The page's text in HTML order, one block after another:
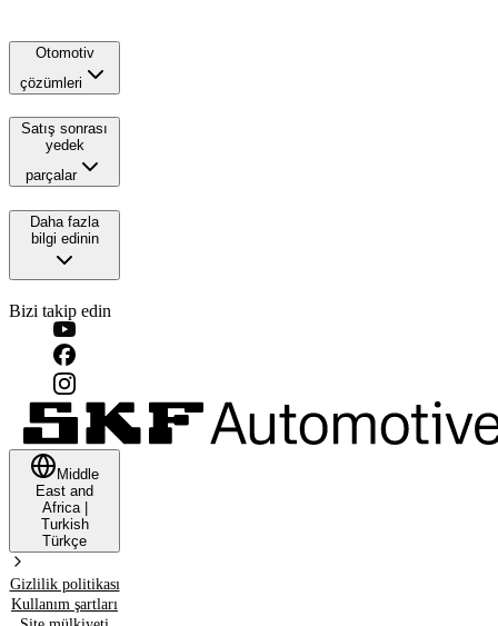
Otomotiv
çözümleri
Satış sonrası
yedek
parçalar
Daha fazla
bilgi edinin
Bizi takip edin
Middle
East and
Africa|
Turkish
Türkçe
Gizlilik politikası
Kullanım şartları